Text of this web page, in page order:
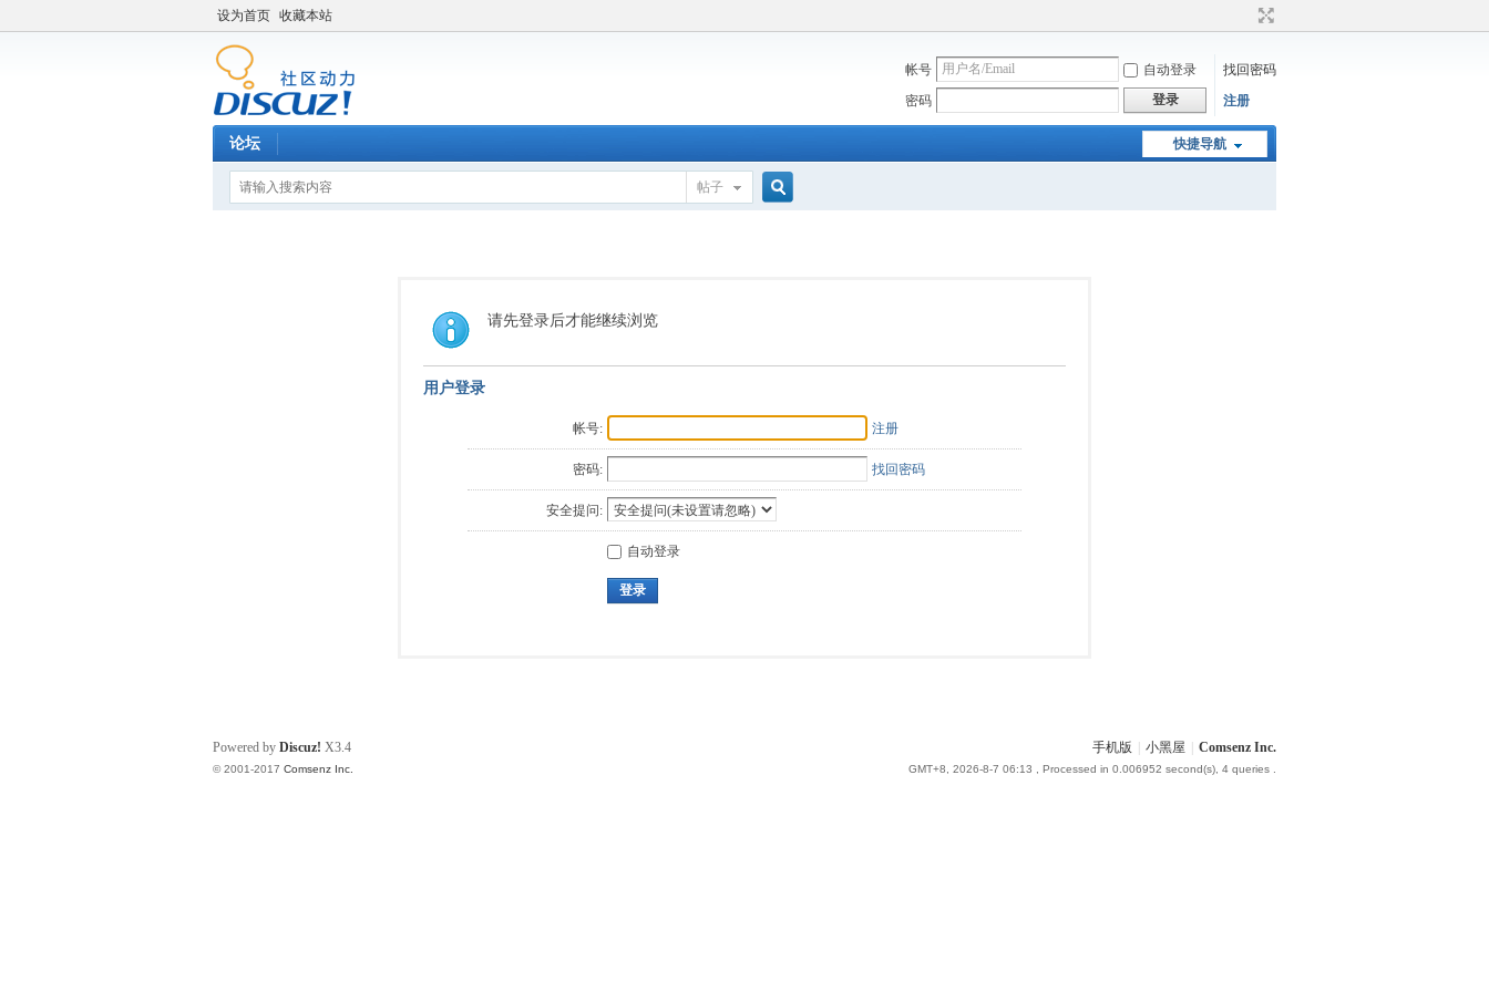
设为首页 收藏本站
帐号 自动登录
找回密码
密码
登录 注册
快捷导航
论坛
帖子
请先登录后才能继续浏览
用户登录
帐号: 注册
密码: 找回密码
安全提问:
自动登录
登录
手机版 小黑屋 Comsenz Inc.
GMT+8, 2026-8-7 06:13 , Processed in 0.006952 second(s), 4 queries .
Powered by Discuz! X3.4
© 2001-2017 Comsenz Inc.